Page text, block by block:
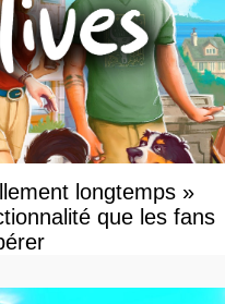
longtemps »
que les fans